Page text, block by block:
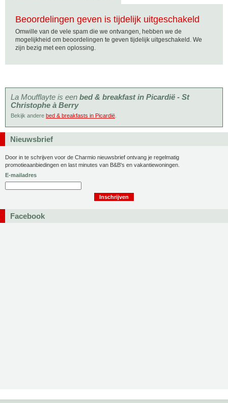
Beoordelingen geven is tijdelijk uitgeschakeld
Omwille van de vele spam die we ontvangen, hebben we de
mogelijkheid om beoordelingen te geven tijdelijk uitgeschakeld. We
zijn bezig met een oplossing.
La Moufflayte is een bed & breakfast in Picardië - St
Christophe à Berry
Bekijk andere bed & breakfasts in Picardië
Nieuwsbrief
Door in te schrijven voor de Charmio nieuwsbrief ontvang je regelmatig
promotieaanbiedingen en last minutes van B&B's en vakantiewoningen.
E-mailadres
Facebook